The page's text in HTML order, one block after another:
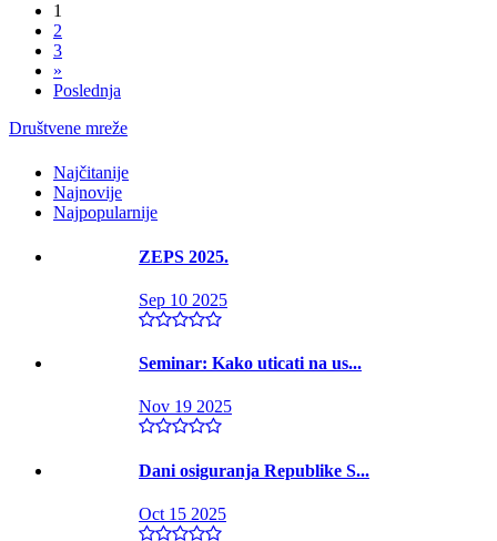
1
2
3
»
Poslednja
Društvene mreže
Najčitanije
Najnovije
Najpopularnije
ZEPS 2025.
Sep 10 2025
Seminar: Kako uticati na us...
Nov 19 2025
Dani osiguranja Republike S...
Oct 15 2025